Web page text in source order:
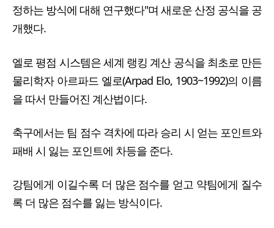
정하는 방식에 대해 연구했다"며 새로운 산정 공식을 공
개했다.
엘로 평점 시스템은 세계 랭킹 계산 공식을 최초로 만든
물리학자 아르파드 엘로(Arpad Elo, 1903~1992)의 이름
을 따서 만들어진 계산법이다.
축구에서는 팀 점수 격차에 따라 승리 시 얻는 포인트와
패배 시 잃는 포인트에 차등을 준다.
강팀에게 이길수록 더 많은 점수를 얻고 약팀에게 질수
록 더 많은 점수를 잃는 방식이다.